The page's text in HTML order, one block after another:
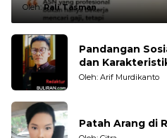
Oleh:Rali Tasman
Pandangan
dan
Oleh: Arif Murdikanto
Patah Arang di